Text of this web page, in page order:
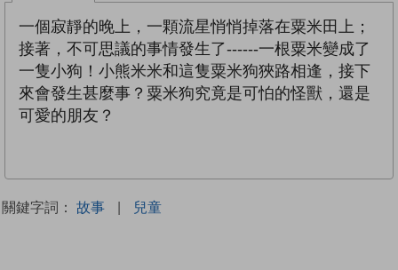
一個寂靜的晚上，一顆流星悄悄掉落在粟米田上；
接著，不可思議的事情發生了------一根粟米變成了
一隻小狗！小熊米米和這隻粟米狗狹路相逢，接下
來會發生甚麼事？粟米狗究竟是可怕的怪獸，還是
可愛的朋友？
關鍵字詞： 故事 | 兒童